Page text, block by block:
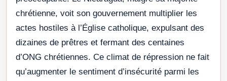
chrétienne, voit son gouvernement multiplier les
actes hostiles à l’Église catholique, expulsant des
dizaines de prêtres et fermant des centaines
d’ONG chrétiennes. Ce climat de répression ne fait
qu’augmenter le sentiment d’insécurité parmi les